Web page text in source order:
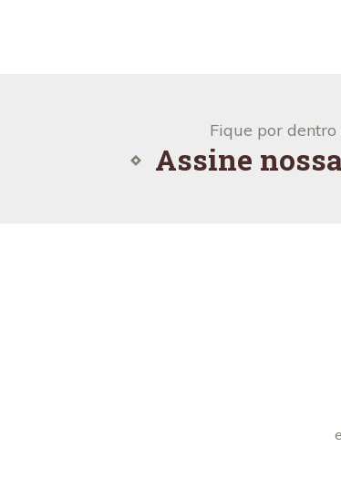
Fique por
Assine